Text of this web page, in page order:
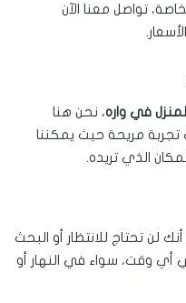
تواصل معنا الآن
في واره، نحن هنا
تجربة مريحة حيث يمكننا
الذي تريده.
لن تحتاج للانتظار أو البحث
وقت، سواء في النهار أو